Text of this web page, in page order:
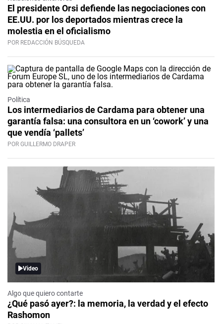
El presidente Orsi defiende las negociaciones con
EE.UU. por los deportados mientras crece la
molestia en el oficialismo
POR REDACCIÓN BÚSQUEDA
Política
Los intermediarios de Cardama para obtener una
garantía falsa: una consultora en un ‘cowork’ y una
que vendía ‘pallets’
POR GUILLERMO DRAPER
Video
Algo que quiero contarte
¿Qué pasó ayer?: la memoria, la verdad y el efecto
Rashomon